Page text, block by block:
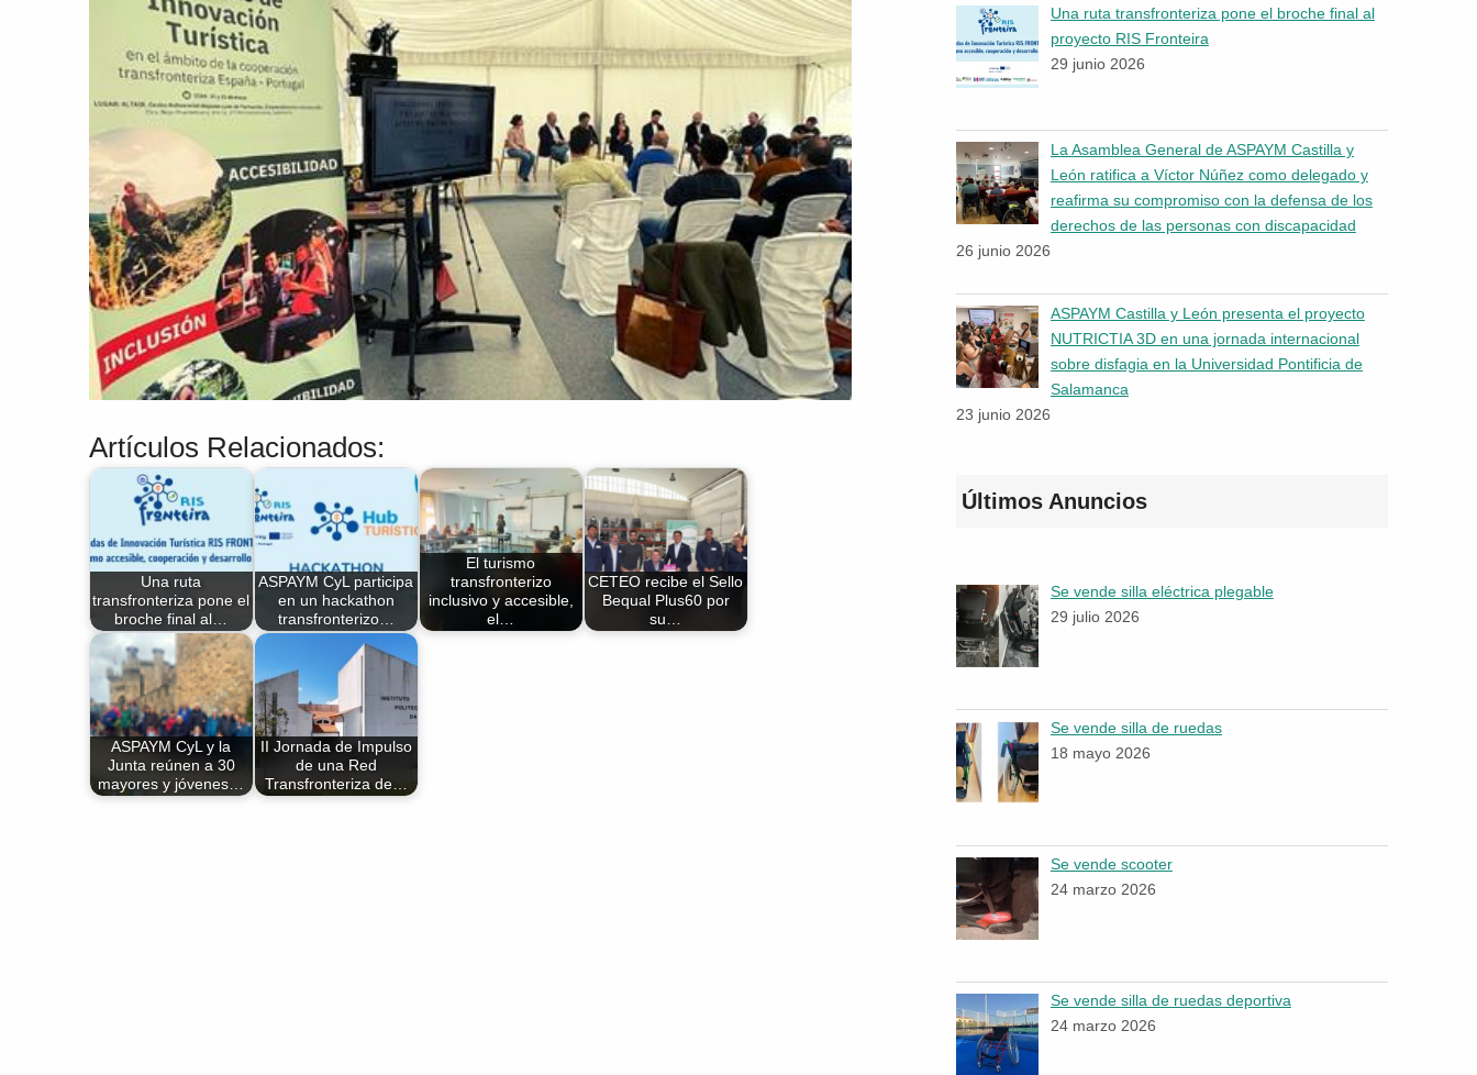
Artículos Relacionados:
Una ruta
transfronteriza pone el
broche final al…
ASPAYM CyL participa
en un hackathon
transfronterizo…
El turismo
transfronterizo
inclusivo y accesible,
el…
CETEO recibe el Sello
Bequal Plus60 por
su…
ASPAYM CyL y la
Junta reúnen a 30
mayores y jóvenes…
II Jornada de Impulso
de una Red
Transfronteriza de…
Una ruta transfronteriza pone el broche final al
proyecto RIS Fronteira
29 junio 2026
La Asamblea General de ASPAYM Castilla y
León ratifica a Víctor Núñez como delegado y
reafirma su compromiso con la defensa de los
derechos de las personas con discapacidad
26 junio 2026
ASPAYM Castilla y León presenta el proyecto
NUTRICTIA 3D en una jornada internacional
sobre disfagia en la Universidad Pontificia de
Salamanca
23 junio 2026
Últimos Anuncios
Se vende silla eléctrica plegable
29 julio 2026
Se vende silla de ruedas
18 mayo 2026
Se vende scooter
24 marzo 2026
Se vende silla de ruedas deportiva
24 marzo 2026